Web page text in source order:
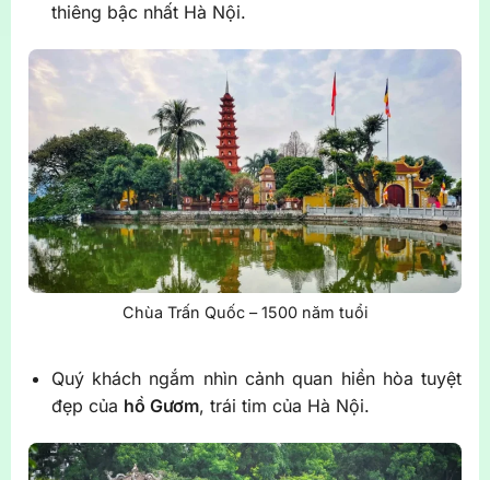
thiêng bậc nhất Hà Nội.
Chùa Trấn Quốc – 1500 năm tuổi
Quý khách ngắm nhìn cảnh quan hiền hòa tuyệt
đẹp của hồ Gươm, trái tim của Hà Nội.